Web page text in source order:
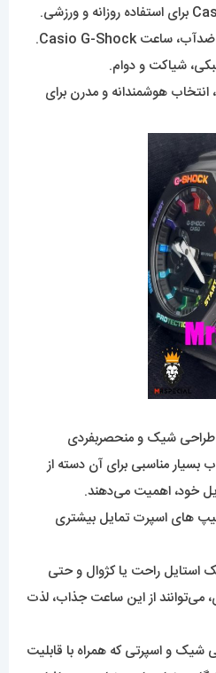
6. انتخاب Casio G-Shock، انتخاب هوشمندانه و مدرن برای
شیک و منحصربفردی
بسیار مناسبی برای آن دسته از
خود، اهمیت می‌دهند.
های اسپرت تمایل بیشتری
استایل راحت یا کژوال و حتی
می‌توانند از این ساعت جذاب، لذت
و اسپرتی که همراه با قابلیت